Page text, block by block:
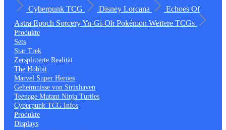
Cyberpunk TCG
Disney Lorcana
Echoes Of
Astra Epoch SorceryYu-Gi-Oh Pokémon Weitere TCGs
Produkte
Sets
Star Trek
Zersplitterte Realität
The Hobbit
Marvel Super Heroes
Geheimnisse von Strixhaven
Teenage Mutant Ninja Turtles
Cyberpunk TCG Infos
Produkte
Displays